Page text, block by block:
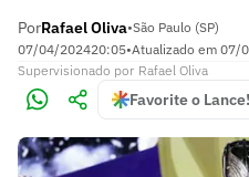
PorRafael Oliva•São Paulo (SP)
07/04/202420:05•Atualizado em 07/
Supervisionado por Rafael Oliva
Favorite o